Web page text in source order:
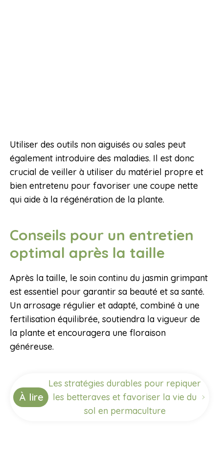
Utiliser des outils non aiguisés ou sales peut
également introduire des maladies. Il est donc
crucial de veiller à utiliser du matériel propre et
bien entretenu pour favoriser une coupe nette
qui aide à la régénération de la plante.
Conseils pour un entretien
optimal après la taille
Après la taille, le soin continu du jasmin grimpant
est essentiel pour garantir sa beauté et sa santé.
Un arrosage régulier et adapté, combiné à une
fertilisation équilibrée, soutiendra la vigueur de
la plante et encouragera une floraison
généreuse.
À lire
Les stratégies durables pour repiquer
les betteraves et favoriser la vie du
sol en permaculture